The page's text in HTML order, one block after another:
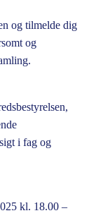
og tilmelde dig
og
i fag og
kl. 18.00 –